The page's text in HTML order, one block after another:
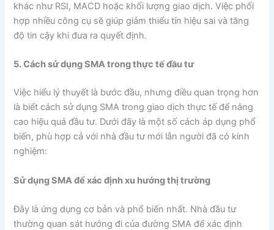
khác như RSI, MACD hoặc khối lượng giao dịch. Việc phối
hợp nhiều công cụ sẽ giúp giảm thiểu tín hiệu sai và tăng
độ tin cậy khi đưa ra quyết định.
5. Cách sử dụng SMA trong thực tế đầu tư
Việc hiểu lý thuyết là bước đầu, nhưng điều quan trọng hơn
là biết cách sử dụng SMA trong giao dịch thực tế để nâng
cao hiệu quả đầu tư. Dưới đây là một số cách áp dụng phổ
biến, phù hợp cả với nhà đầu tư mới lẫn người đã có kinh
nghiệm:
Sử dụng SMA để xác định xu hướng thị trường
Đây là ứng dụng cơ bản và phổ biến nhất. Nhà đầu tư
thường quan sát hướng đi của đường SMA để xác định